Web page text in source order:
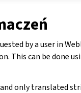
by a user in
This can be done
only translated